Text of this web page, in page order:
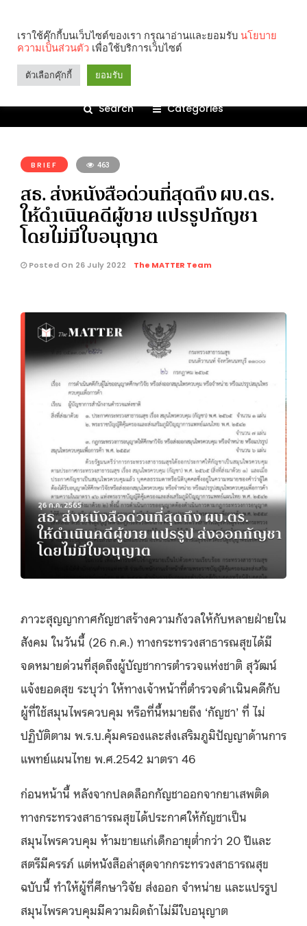
Search Categories
BRIEF 463
สธ. ส่งหนังสือด่วนที่สุดถึง ผบ.ตร.
ให้ดำเนินคดีผู้ขาย แปรรูปกัญชา
โดยไม่มีใบอนุญาต
Posted On 26 July 2022 The MATTER Team
ภาวะสุญญากาศกัญชาสร้างความกังวลให้กับหลายฝ่ายใน
สังคม ในวันนี้ (26 ก.ค.) ทางกระทรวงสาธารณสุขได้มี
จดหมายด่วนที่สุดถึงผู้บัญชาการตำรวจแห่งชาติ สุวัฒน์
แจ้งยอดสุข ระบุว่า ให้ทางเจ้าหน้าที่ตำรวจดำเนินคดีกับ
ผู้ที่ใช้สมุนไพรควบคุม หรือที่นี้หมายถึง ‘กัญชา’ ที่ ไม่
ปฏิบัติตาม พ.ร.บ.คุ้มครองและส่งเสริมภูมิปัญญาด้านการ
แพทย์แผนไทย พ.ศ.2542 มาตรา 46
ก่อนหน้านี้ หลังจากปลดล็อกกัญชาออกจากยาเสพติด
ทางกระทรวงสาธารณสุขได้ประกาศให้กัญชาเป็น
สมุนไพรควบคุม ห้ามขายแก่เด็กอายุต่ำกว่า 20 ปีและ
สตรีมีครรภ์ แต่หนังสือล่าสุดจากกระทรวงสาธารณสุข
ฉบับนี้ ทำให้ผู้ที่ศึกษาวิจัย ส่งออก จำหน่าย และแปรรูป
สมุนไพรควบคุมมีความผิดถ้าไม่มีใบอนุญาต
เราใช้คุ๊กกี้บนเว็บไซต์ของเรา กรุณาอ่านและยอมรับ นโยบาย
ความเป็นส่วนตัว เพื่อใช้บริการเว็บไซต์
ตัวเลือกคุ๊กกี้ ยอมรับ